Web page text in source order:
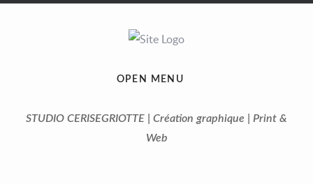
OPEN MENU
STUDIO CERISEGRIOTTE | Création graphique | Print &
Web